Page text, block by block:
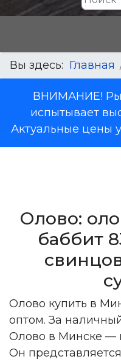
Вы здесь: Главная
ВНИМАНИЕ!
испытывает
Актуальные цены
Олово:
баббит
Олово купить в
оптом. За
Олово в Минске —
Он